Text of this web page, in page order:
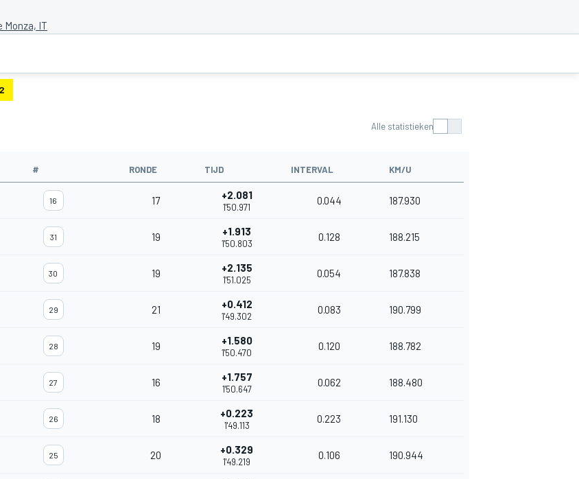
Monza, IT
Alle statistieken
# RONDE TIJD INTERVAL KM/U
16 17 +2.081
1'50.971
0.044 187.930
31 19 +1.913
1'50.803
0.128 188.215
30 19 +2.135
1'51.025
0.054 187.838
29 21 +0.412
1'49.302
0.083 190.799
28 19 +1.580
1'50.470
0.120 188.782
27 16 +1.757
1'50.647
0.062 188.480
26 18 +0.223
1'49.113
0.223 191.130
25 20 +0.329
1'49.219
0.106 190.944